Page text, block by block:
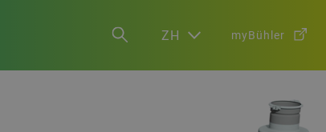
ZH myBühler